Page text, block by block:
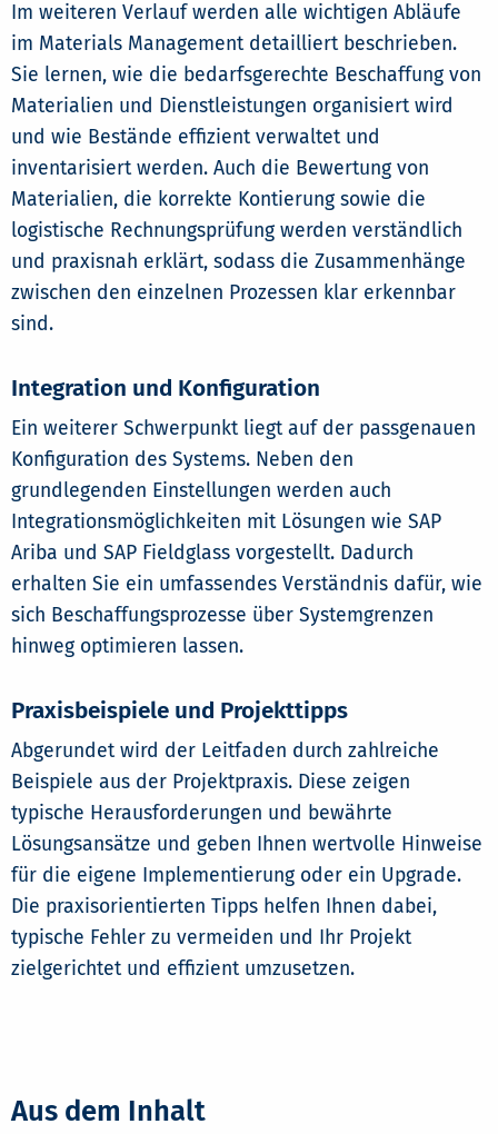
Im weiteren Verlauf werden alle wichtigen Abläufe
im Materials Management detailliert beschrieben.
Sie lernen, wie die bedarfsgerechte Beschaffung von
Materialien und Dienstleistungen organisiert wird
und wie Bestände effizient verwaltet und
inventarisiert werden. Auch die Bewertung von
Materialien, die korrekte Kontierung sowie die
logistische Rechnungsprüfung werden verständlich
und praxisnah erklärt, sodass die Zusammenhänge
zwischen den einzelnen Prozessen klar erkennbar
sind.
Integration und Konfiguration
Ein weiterer Schwerpunkt liegt auf der passgenauen
Konfiguration des Systems. Neben den
grundlegenden Einstellungen werden auch
Integrationsmöglichkeiten mit Lösungen wie SAP
Ariba und SAP Fieldglass vorgestellt. Dadurch
erhalten Sie ein umfassendes Verständnis dafür, wie
sich Beschaffungsprozesse über Systemgrenzen
hinweg optimieren lassen.
Praxisbeispiele und Projekttipps
Abgerundet wird der Leitfaden durch zahlreiche
Beispiele aus der Projektpraxis. Diese zeigen
typische Herausforderungen und bewährte
Lösungsansätze und geben Ihnen wertvolle Hinweise
für die eigene Implementierung oder ein Upgrade.
Die praxisorientierten Tipps helfen Ihnen dabei,
typische Fehler zu vermeiden und Ihr Projekt
zielgerichtet und effizient umzusetzen.
Aus dem Inhalt